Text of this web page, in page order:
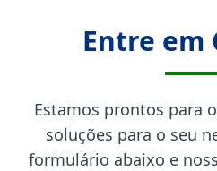
Entre em
Estamos prontos para
soluções para o seu
formulário abaixo e